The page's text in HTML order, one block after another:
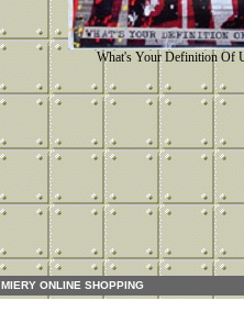
What's Your Definition Of
MIERY ONLINE SHOPPING